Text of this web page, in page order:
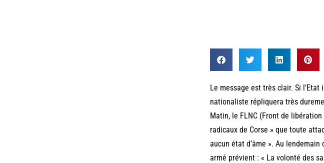
Le message est très clair. Si
nationaliste répliquera très
Matin, le FLNC (Front de
radicaux de Corse » que toute
aucun état d’âme ». Au
armé prévient : « La volonté des